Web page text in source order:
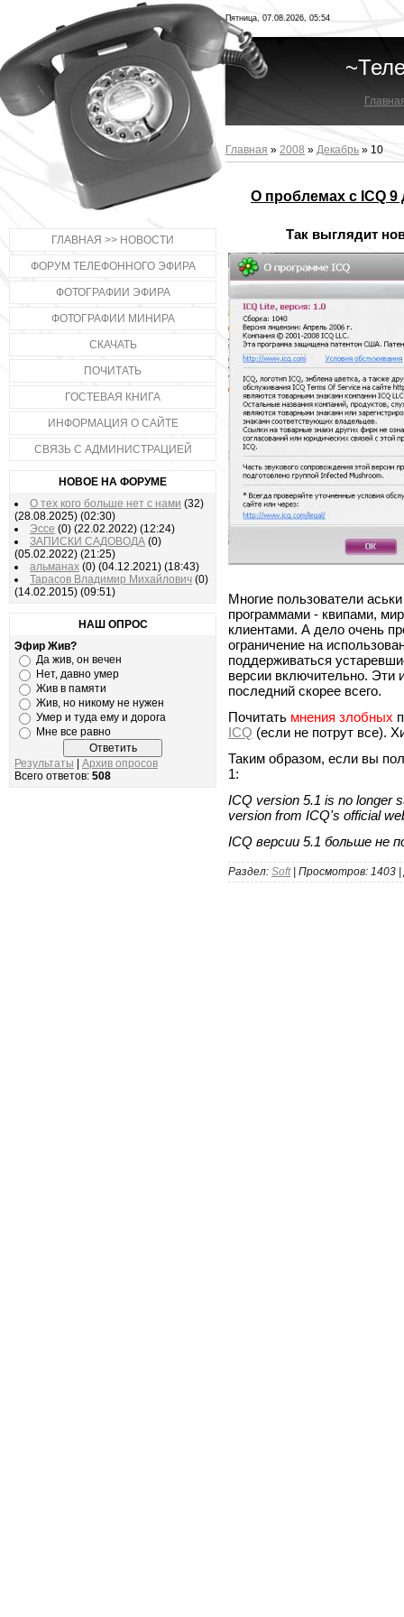
ГЛАВНАЯ >> НОВОСТИ
ФОРУМ ТЕЛЕФОННОГО ЭФИРА
ФОТОГРАФИИ ЭФИРА
ФОТОГРАФИИ МИНИРА
СКАЧАТЬ
ПОЧИТАТЬ
ГОСТЕВАЯ КНИГА
ИНФОРМАЦИЯ О САЙТЕ
СВЯЗЬ С АДМИНИСТРАЦИЕЙ
НОВОЕ НА ФОРУМЕ
О тех кого больше нет с нами (32)
(28.08.2025) (02:30)
Эссе (0) (22.02.2022) (12:24)
ЗАПИСКИ САДОВОДА (0)
(05.02.2022) (21:25)
альманах (0) (04.12.2021) (18:43)
Тарасов Владимир Михайлович (0)
(14.02.2015) (09:51)
НАШ ОПРОС
Эфир Жив?
Да жив, он вечен
Нет, давно умер
Жив в памяти
Жив, но никому не нужен
Умер и туда ему и дорога
Мне все равно
Результаты
Архив опросов
Всего ответов: 508
Пятница, 07.08.2026, 05:54
Главная » 2008 » Декабрь » 10
О проблемах с ICQ 9
Так выглядит
Многие пользователи
программами - квипами,
клиентами. А дело очень
ограничение на
поддерживаться
версии включительно. Эти
последний скорее всего.
Почитать мнения злобных
ICQ (если не потрут все).
Таким образом, если вы
1:
ICQ version 5.1 is no longer
version from ICQ's official
ICQ версии 5.1 больше не
Раздел: Soft| Просмотров: 1403